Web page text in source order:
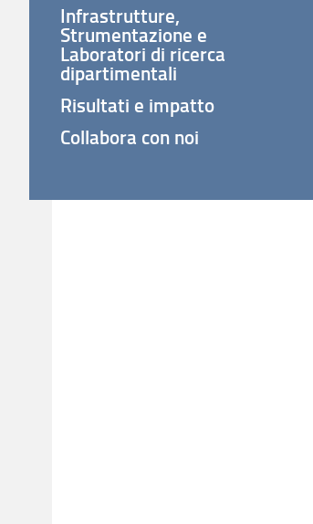
Infrastrutture,
Strumentazione e
Laboratori di ricerca
dipartimentali
Risultati e impatto
Collabora con noi